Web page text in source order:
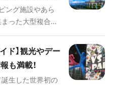
ング施設やあら
った大型複合施
するために、ぜ
人気の
レディ
1421]
ド】観光やデー
も満載！
誕生した世界初の